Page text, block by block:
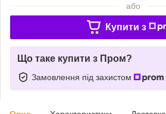
або
Купити з
Що таке купити з Пром?
Замовлення під захистом